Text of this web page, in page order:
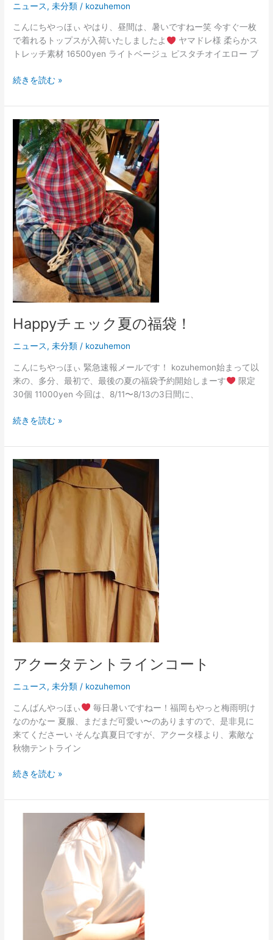
ニュース,未分類 / kozuhemon
こんにちやっほぃ やはり、昼間は、暑いですねー笑 今すぐ一枚
で着れるトップスが入荷いたしましたよ
ヤマドレ様 柔らかス
トレッチ素材 16500yen ライトベージュ ピスタチオイエロー ブ
続きを読む »
Happyチェック夏の福袋！
ニュース,未分類 / kozuhemon
こんにちやっほぃ 緊急速報メールです！ kozuhemon始まって以
来の、多分、最初で、最後の夏の福袋予約開始しまーす
限定
30個 11000yen 今回は、8/11〜8/13の3日間に、
Happy
チ
ェ
ッ
ク
夏
の
福
袋！
続きを読む »
アクータテントラインコート
ニュース,未分類 / kozuhemon
こんばんやっほぃ
毎日暑いですねー！福岡もやっと梅雨明け
なのかなー 夏服、まだまだ可愛い〜のありますので、是非見に
来てくださーい そんな真夏日ですが、アクータ様より、素敵な
秋物テントライン
ア
ー
タ
テ
ン
ト
ラ
イ
ン
コ
ー
ト
続きを読む »